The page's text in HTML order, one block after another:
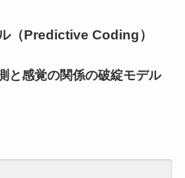
（Predictive Coding）
と感覚の関係の破綻モデル